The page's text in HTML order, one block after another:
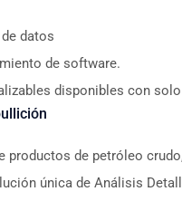
datos
de software.
disponibles con
productos de petróleo
única de Análisis